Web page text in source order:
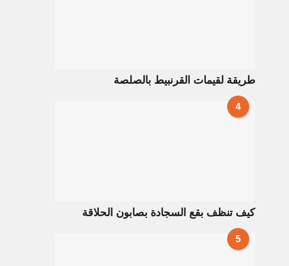
طريقة لقيمات القرنبيط بالصلصة
4
كيف تنظف بقع السجادة بصابون الحلاقة
5